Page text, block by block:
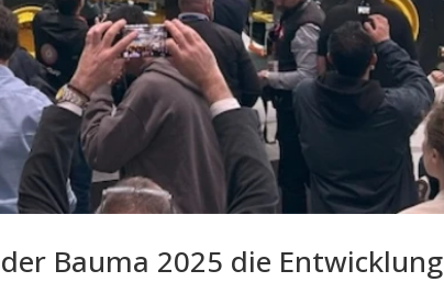
Bauma 2025 die Entwicklung